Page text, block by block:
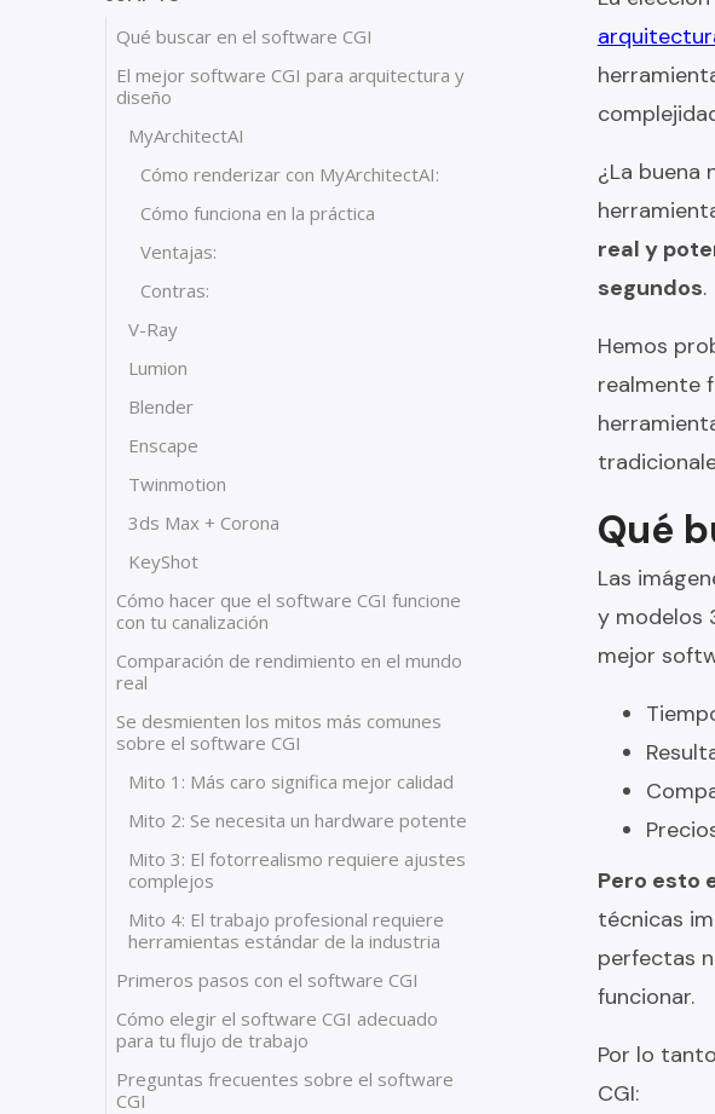
Qué buscar en el software CGI
El mejor software CGI para arquitectura y
diseño
MyArchitectAI
Cómo renderizar con MyArchitectAI:
Cómo funciona en la práctica
Ventajas:
Contras:
V-Ray
Lumion
Blender
Enscape
Twinmotion
3ds Max + Corona
KeyShot
Cómo hacer que el software CGI funcione
con tu canalización
Comparación de rendimiento en el mundo
real
Se desmienten los mitos más comunes
sobre el software CGI
Mito 1: Más caro significa mejor calidad
Mito 2: Se necesita un hardware potente
Mito 3: El fotorrealismo requiere ajustes
complejos
Mito 4: El trabajo profesional requiere
herramientas estándar de la industria
Primeros pasos con el software CGI
Cómo elegir el software CGI adecuado
para tu flujo de trabajo
Preguntas frecuentes sobre el software
CGI
¿La buena
real y
segundos.
Hemos
realmente
Qué
Las
y modelos
mejor
Pero esto
técnicas
perfectas
funcionar.
Por lo
CGI: